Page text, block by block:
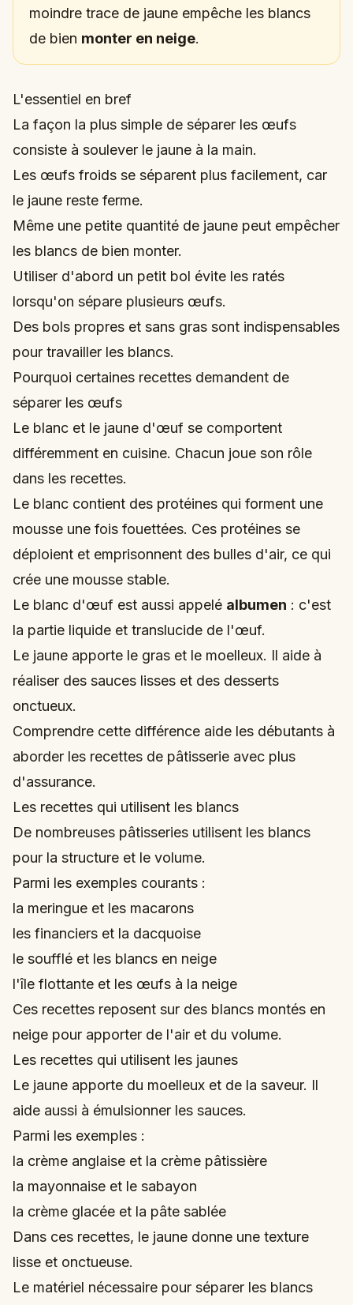
moindre trace de jaune empêche les blancs
de bien monter en neige.
L'essentiel en bref
La façon la plus simple de séparer les œufs
consiste à soulever le jaune à la main.
Les œufs froids se séparent plus facilement, car
le jaune reste ferme.
Même une petite quantité de jaune peut empêcher
les blancs de bien monter.
Utiliser d'abord un petit bol évite les ratés
lorsqu'on sépare plusieurs œufs.
Des bols propres et sans gras sont indispensables
pour travailler les blancs.
Pourquoi certaines recettes demandent de
séparer les œufs
Le blanc et le jaune d'œuf se comportent
différemment en cuisine. Chacun joue son rôle
dans les recettes.
Le blanc contient des protéines qui forment une
mousse une fois fouettées. Ces protéines se
déploient et emprisonnent des bulles d'air, ce qui
crée une mousse stable.
Le blanc d'œuf est aussi appelé albumen : c'est
la partie liquide et translucide de l'œuf.
Le jaune apporte le gras et le moelleux. Il aide à
réaliser des sauces lisses et des desserts
onctueux.
Comprendre cette différence aide les débutants à
aborder les recettes de pâtisserie avec plus
d'assurance.
Les recettes qui utilisent les blancs
De nombreuses pâtisseries utilisent les blancs
pour la structure et le volume.
Parmi les exemples courants :
la meringue et les macarons
les financiers et la dacquoise
le soufflé et les blancs en neige
l'île flottante et les œufs à la neige
Ces recettes reposent sur des blancs montés en
neige pour apporter de l'air et du volume.
Les recettes qui utilisent les jaunes
Le jaune apporte du moelleux et de la saveur. Il
aide aussi à émulsionner les sauces.
Parmi les exemples :
la crème anglaise et la crème pâtissière
la mayonnaise et le sabayon
la crème glacée et la pâte sablée
Dans ces recettes, le jaune donne une texture
lisse et onctueuse.
Le matériel nécessaire pour séparer les blancs